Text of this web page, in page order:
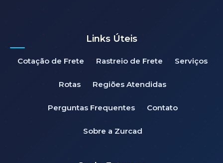
Links Úteis
Cotação de Frete Rastreio de Frete Serviços
Rotas Regiões Atendidas
Perguntas Frequentes Contato
Sobre a Zurcad